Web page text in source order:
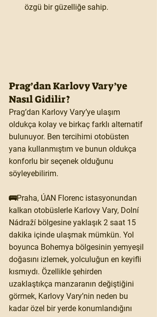
özgü bir güzelliğe sahip.
Prag’dan Karlovy Vary’ye
Nasıl Gidilir?
Prag’dan Karlovy Vary’ye ulaşım
oldukça kolay ve birkaç farklı alternatif
bulunuyor. Ben tercihimi otobüsten
yana kullanmıştım ve bunun oldukça
konforlu bir seçenek olduğunu
söyleyebilirim.
🚌Praha, ÚAN Florenc istasyonundan
kalkan otobüslerle Karlovy Vary, Dolní
Nádraží bölgesine yaklaşık 2 saat 15
dakika içinde ulaşmak mümkün. Yol
boyunca Bohemya bölgesinin yemyeşil
doğasını izlemek, yolculuğun en keyifli
kısmıydı. Özellikle şehirden
uzaklaştıkça manzaranın değiştiğini
görmek, Karlovy Vary’nin neden bu
kadar özel bir yerde konumlandığını